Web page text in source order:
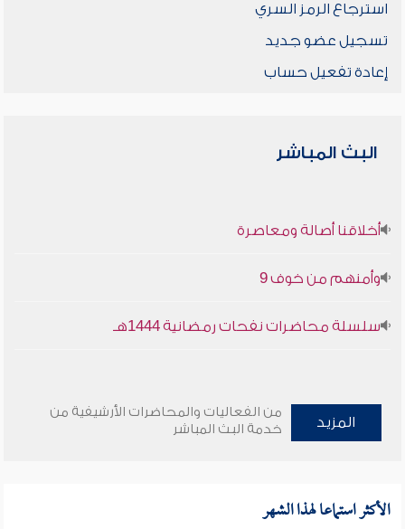
استرجاع الرمز السري
تسجيل عضو جديد
إعادة تفعيل حساب
البث المباشر
أخلاقنا أصالة ومعاصرة
وأمنهم من خوف 9
سلسلة محاضرات نفحات رمضانية 1444هـ
المزيد
من الفعاليات والمحاضرات الأرشيفية من
خدمة البث المباشر
الأكثر استماعا لهذا الشهر